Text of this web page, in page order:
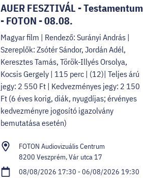
AUER FESZTIVÁL - Testamentum
- FOTON - 08.08.
Magyar film | Rendező: Surányi András |
Szereplők: Zsótér Sándor, Jordán Adél,
Keresztes Tamás, Török-Illyés Orsolya,
Kocsis Gergely | 115 perc | (12)| Teljes árú
jegy: 2 550 Ft | Kedvezményes jegy: 2 150
Ft (6 éves korig, diák, nyugdíjas; érvényes
kedvezményre jogosító igazolvány
bemutatása esetén)
FOTON Audiovizuális Centrum
8200 Veszprém, Vár utca 17
08/08/2026 17:30 - 06/08/2026 19:30